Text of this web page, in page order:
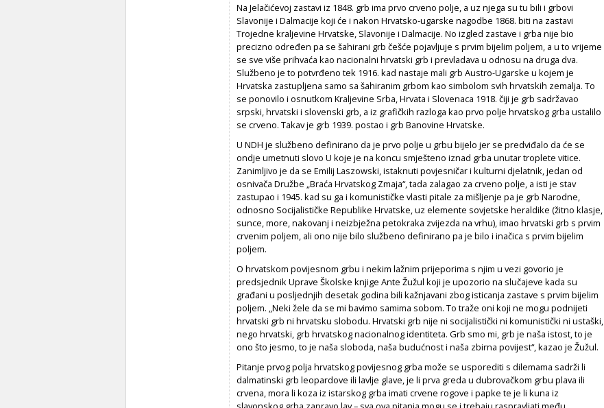
Na Jelačićevoj zastavi iz 1848. grb ima prvo crveno polje, a uz njega su tu bili i grbovi
Slavonije i Dalmacije koji će i nakon Hrvatsko-ugarske nagodbe 1868. biti na zastavi
Trojedne kraljevine Hrvatske, Slavonije i Dalmacije. No izgled zastave i grba nije bio
precizno određen pa se šahirani grb češće pojavljuje s prvim bijelim poljem, a u to vrijeme
se sve više prihvaća kao nacionalni hrvatski grb i prevladava u odnosu na druga dva.
Službeno je to potvrđeno tek 1916. kad nastaje mali grb Austro-Ugarske u kojem je
Hrvatska zastupljena samo sa šahiranim grbom kao simbolom svih hrvatskih zemalja. To
se ponovilo i osnutkom Kraljevine Srba, Hrvata i Slovenaca 1918. čiji je grb sadržavao
srpski, hrvatski i slovenski grb, a iz grafičkih razloga kao prvo polje hrvatskog grba ustalilo
se crveno. Takav je grb 1939. postao i grb Banovine Hrvatske.
U NDH je službeno definirano da je prvo polje u grbu bijelo jer se predviđalo da će se
ondje umetnuti slovo U koje je na koncu smješteno iznad grba unutar troplete vitice.
Zanimljivo je da se Emilij Laszowski, istaknuti povjesničar i kulturni djelatnik, jedan od
osnivača Družbe „Braća Hrvatskog Zmaja“, tada zalagao za crveno polje, a isti je stav
zastupao i 1945. kad su ga i komunističke vlasti pitale za mišljenje pa je grb Narodne,
odnosno Socijalističke Republike Hrvatske, uz elemente sovjetske heraldike (žitno klasje,
sunce, more, nakovanj i neizbježna petokraka zvijezda na vrhu), imao hrvatski grb s prvim
crvenim poljem, ali ono nije bilo službeno definirano pa je bilo i inačica s prvim bijelim
poljem.
O hrvatskom povijesnom grbu i nekim lažnim prijeporima s njim u vezi govorio je
predsjednik Uprave Školske knjige Ante Žužul koji je upozorio na slučajeve kada su
građani u posljednjih desetak godina bili kažnjavani zbog isticanja zastave s prvim bijelim
poljem. „Neki žele da se mi bavimo samima sobom. To traže oni koji ne mogu podnijeti
hrvatski grb ni hrvatsku slobodu. Hrvatski grb nije ni socijalistički ni komunistički ni ustaški,
nego hrvatski, grb hrvatskog nacionalnog identiteta. Grb smo mi, grb je naša istost, to je
ono što jesmo, to je naša sloboda, naša budućnost i naša zbirna povijest“, kazao je Žužul.
Pitanje prvog polja hrvatskog povijesnog grba može se usporediti s dilemama sadrži li
dalmatinski grb leopardove ili lavlje glave, je li prva greda u dubrovačkom grbu plava ili
crvena, mora li koza iz istarskog grba imati crvene rogove i papke te je li kuna iz